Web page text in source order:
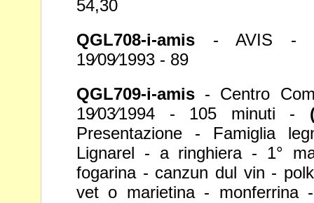
54,30
QGL708-i-amis - AVIS -
19⁄09⁄1993 - 89
QGL709-i-amis - Centro
19⁄03⁄1994 - 105 minuti -
Presentazione - Famiglia
Lignarel - a ringhiera - 1°
fogarina - canzun dul vin -
vet o marietina - monferrina